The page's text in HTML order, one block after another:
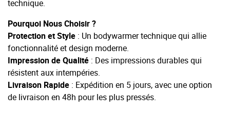
technique.
Pourquoi Nous Choisir ?
Protection et Style : Un bodywarmer technique qui allie
fonctionnalité et design moderne.
Impression de Qualité : Des impressions durables qui
résistent aux intempéries.
Livraison Rapide : Expédition en 5 jours, avec une option
de livraison en 48h pour les plus pressés.